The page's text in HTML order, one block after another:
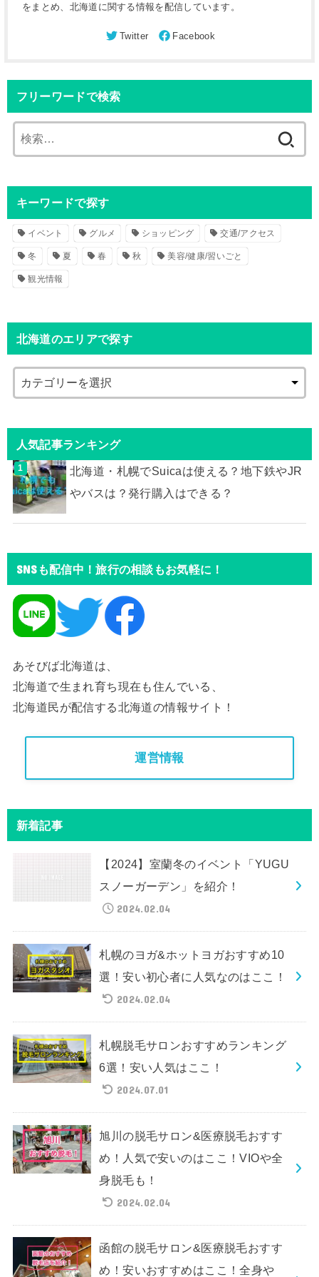
をまとめ、北海道に関する情報を配信しています。
フリーワードで検索
索
キーワードで探す
イベント グルメ ショッピング 交通/アクセス
冬 夏 春 秋 美容/健康/習いごと
観光情報
北海道のエリアで探す
人気記事ランキング
北海道・札幌でSuicaは使える？地下鉄やJR
やバスは？発行購入はできる？
SNSも配信中！旅行の相談もお気軽に！
あそびば北海道は、
北海道で生まれ育ち現在も住んでいる、
北海道民が配信する北海道の情報サイト！
運営情報
新着記事
【2024】室蘭冬のイベント「YUGU
スノーガーデン」を紹介！
2024.02.04
札幌のヨガ&ホットヨガおすすめ10
選！安い初心者に人気なのはここ！
2024.02.04
札幌脱毛サロンおすすめランキング
6選！安い人気はここ！
2024.07.01
旭川の脱毛サロン&医療脱毛おすす
め！人気で安いのはここ！VIOや全
身脱毛も！
2024.02.04
函館の脱毛サロン&医療脱毛おすす
め！安いおすすめはここ！全身や